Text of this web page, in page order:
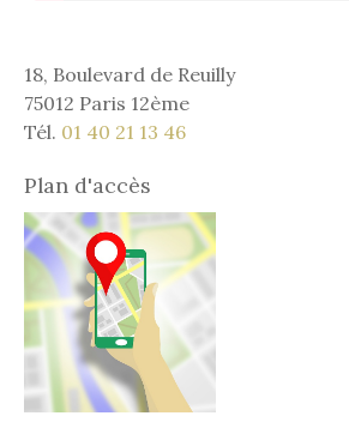
18, Boulevard de Reuilly
75012 Paris 12ème
Tél. 01 40 21 13 46
Plan d'accès